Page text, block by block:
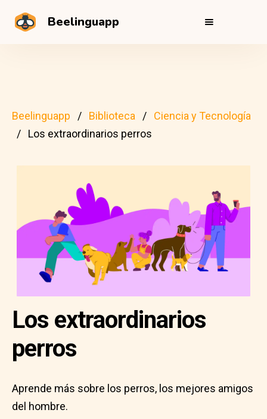
Beelinguapp
Beelinguapp Biblioteca
Ciencia y Tecnología
Los extraordinarios perros
Los extraordinarios
perros
Aprende más sobre los perros, los mejores amigos
del hombre.